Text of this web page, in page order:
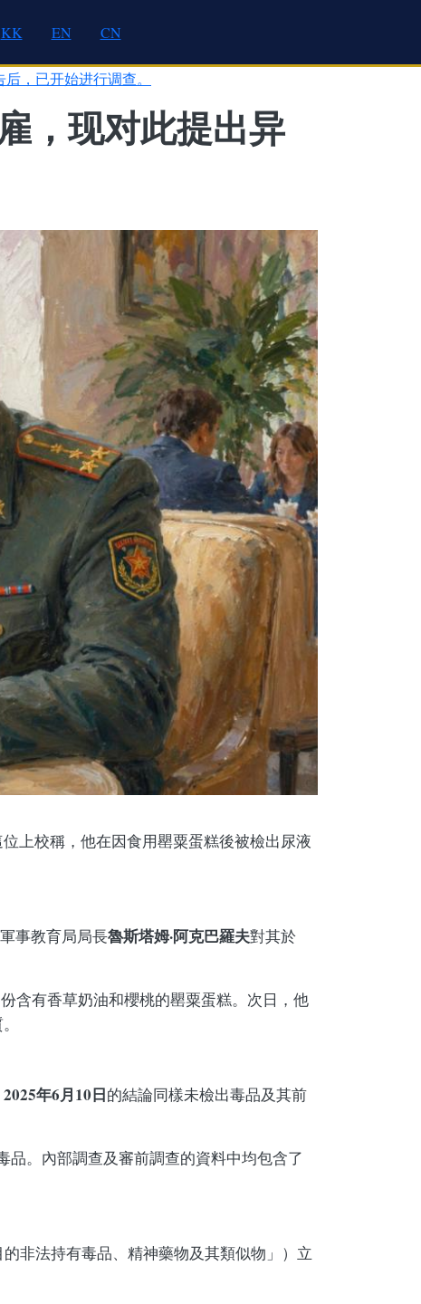
KK EN CN
，已开始进行调查。
，现对此提出异
上校稱，他在因食用罌粟蛋糕後被檢出尿液
事教育局局長魯斯塔姆·阿克巴羅夫對其於
含有香草奶油和櫻桃的罌粟蛋糕。次日，他
2025年6月10日的結論同樣未檢出毒品及其前
品。內部調查及審前調查的資料中均包含了
非法持有毒品、精神藥物及其類似物」）立